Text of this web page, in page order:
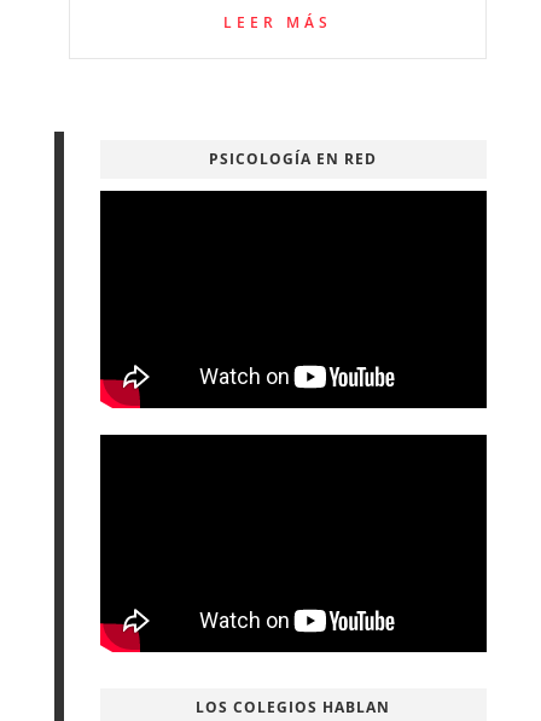
LEER MÁS
PSICOLOGÍA EN RED
LOS COLEGIOS HABLAN